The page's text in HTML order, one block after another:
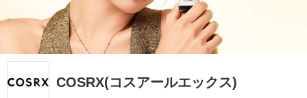
COSRX(コスアールエックス)